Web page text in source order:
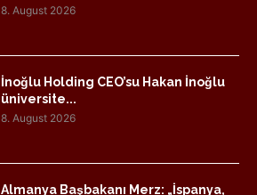
8. August 2026
İnoğlu Holding CEO’su Hakan İnoğlu
üniversite...
8. August 2026
Almanya Başbakanı Merz: „İspanya,